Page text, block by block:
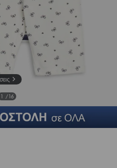
1 /16